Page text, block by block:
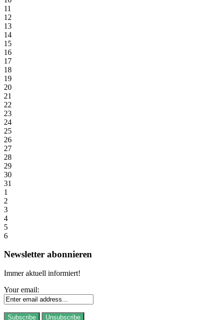
11
12
13
14
15
16
17
18
19
20
21
22
23
24
25
26
27
28
29
30
31
1
2
3
4
5
6
Newsletter abonnieren
Immer aktuell informiert!
Your email: